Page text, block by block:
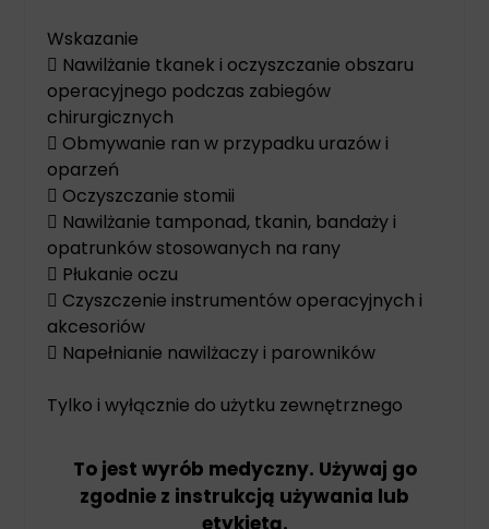
Wskazanie
 Nawilżanie tkanek i oczyszczanie obszaru
operacyjnego podczas zabiegów
chirurgicznych
 Obmywanie ran w przypadku urazów i
oparzeń
 Oczyszczanie stomii
 Nawilżanie tamponad, tkanin, bandaży i
opatrunków stosowanych na rany
 Płukanie oczu
 Czyszczenie instrumentów operacyjnych i
akcesoriów
 Napełnianie nawilżaczy i parowników
Tylko i wyłącznie do użytku zewnętrznego
To jest wyrób medyczny. Używaj go
zgodnie z instrukcją używania lub
etykietą.